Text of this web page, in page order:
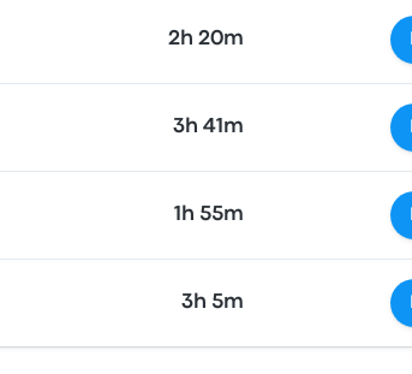
2h 20m
3h 41m
1h 55m
3h 5m